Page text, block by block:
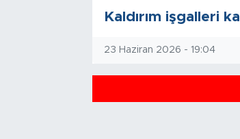
Kaldırım işgalleri
23 Haziran 2026 - 19:04